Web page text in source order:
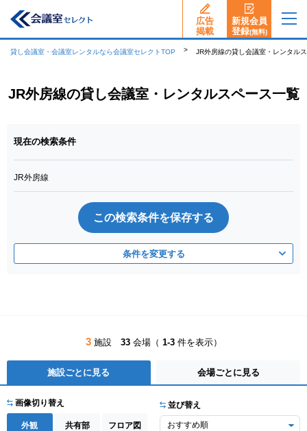
広告
揭載
新規会員
登録(無料)
貸し会議室・会議室レンタルなら会議室セレクトTOP JR外房線の貸し会議室・レンタル
JR外房線の貸し会議室・レンタルスペース一覧
現在の検索条件
JR外房線
この検索条件を保存する
条件を変更する
3施設 33会場（ 1-3件を表示）
施設ごとに見る 会場ごとに見る
画像切り替え
外観 共有部 フロア図
並び替え